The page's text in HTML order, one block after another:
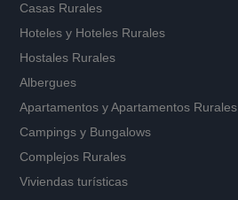
Casas Rurales
Hoteles y Hoteles Rurales
Hostales Rurales
Albergues
Apartamentos yApartamentos Rurales
Campings y Bungalows
Complejos Rurales
Viviendas turísticas